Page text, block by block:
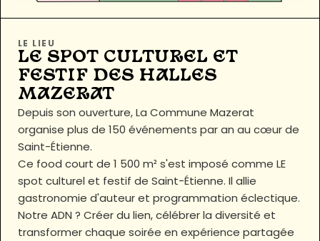
LE LIEU
LE SPOT CULTUREL ET
FESTIF DES HALLES
MAZERAT
Depuis son ouverture, La Commune Mazerat
organise plus de 150 événements par an au cœur de
Saint-Étienne.
Ce food court de 1 500 m² s'est imposé comme LE
spot culturel et festif de Saint-Étienne. Il allie
gastronomie d'auteur et programmation éclectique.
Notre ADN ? Créer du lien, célébrer la diversité et
transformer chaque soirée en expérience partagée